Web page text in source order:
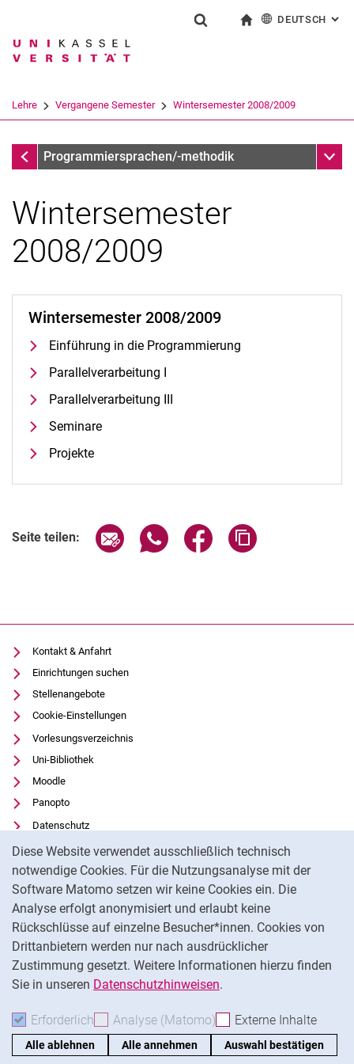
Springe direkt zu: Inhalt
Springe direkt zu: Suche
Springe direkt zu:
Diese Website verwendet ausschließlich technisch
notwendige Cookies. Für die Nutzungsanalyse mit der
Software Matomo setzen wir keine Cookies ein. Die
Analyse erfolgt anonymisiert und erlaubt keine
Rückschlüsse auf einzelne Besucher*innen. Cookies von
Drittanbietern werden nur nach ausdrücklicher
Zustimmung gesetzt. Weitere Informationen hierzu finden
Sie in unseren Datenschutzhinweisen.
Erforderlich Erforderliche Cookies akzeptieren
Analyse (Matomo) Analyse-Cookies
Externe Inhalte
Alle ablehnen Alle annehmen Auswahl bestätigen
Suchbegriff
Suchen (öffnet externen Link in einem
DEUTSCH :
Lehre Vergangene Semester Wintersemester 2008/2009
Vergangene Semester
Programmiersprachen/-methodik
Vergangene Semester
Sommersemester 2026
Wintersemester 2025/2026
Sommersemester 2025
Sommersemester 2024
Wintersemester 2023/2024
Wintersemester 2022/2023
Sommersemester 2022
Sommersemester 2017
Wintersemester 2016/2017
Sommersemester 2016
Sommersemester 2015
Wintersemester 2014/2015
Sommersemester 2014
Wintersemester 2013/2014
Sommersemester 2013
Wintersemester 2012/2013
Wintersemester 2011/2012
Sommersemester 2011
Wintersemester
2008/2009
Wintersemester 2008/2009
Einführung in die Programmierung
Parallelverarbeitung I
Parallelverarbeitung III
Seminare
Projekte
Seite teilen: Seite über E-Mail teilen
Seite über WhatsApp teilen
Seite über Facebook
Kontakt & Anfahrt
Einrichtungen suchen
Stellenangebote
Cookie-Einstellungen
Vorlesungsverzeichnis
Uni-Bibliothek
Moodle
Panopto
Datenschutz
Barrierefreiheit
Transparenter KI-Einsatz
Impressum
Externer Link: Universität Kassel auf
Facebook (öffnet neues Fenster)
Externer Link: Universität Kassel auf
Youtube(öffnet neues Fenster)
Externer Link: Universität Kassel auf
Instagram (öffnet neues Fenster)